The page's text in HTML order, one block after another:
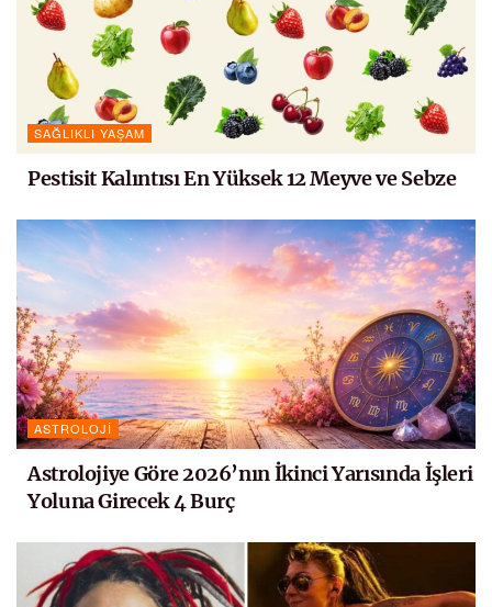
SAĞLIKLI YAŞAM
Pestisit Kalıntısı En Yüksek 12 Meyve ve Sebze
ASTROLOJI
Astrolojiye Göre 2026’nın İkinci Yarısında İşleri
Yoluna Girecek 4 Burç